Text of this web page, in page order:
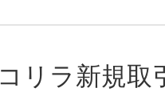
リラ新規